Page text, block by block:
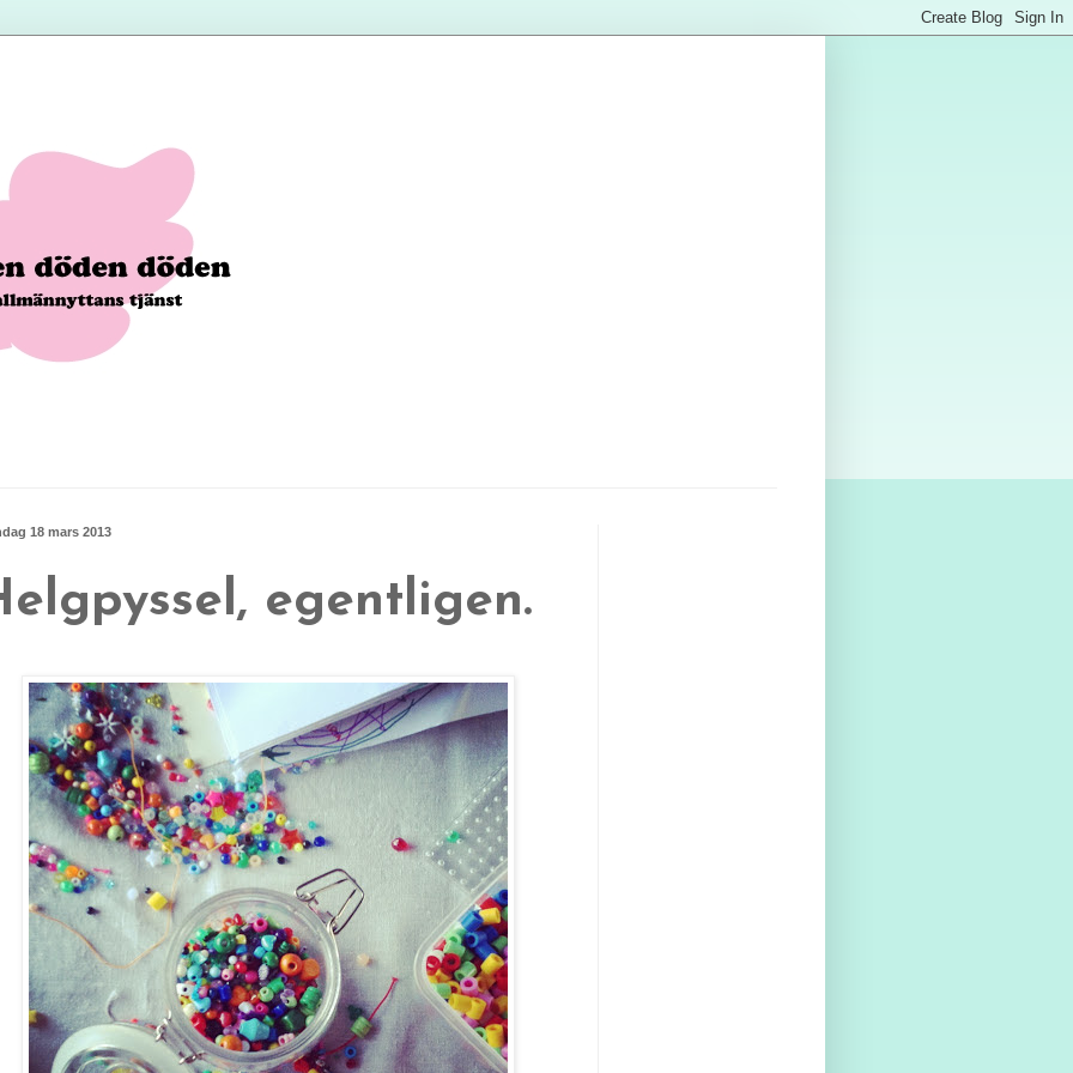
18 mars 2013
egentligen.